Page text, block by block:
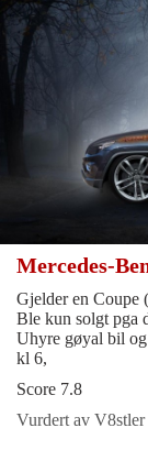
Mercedes-
Gjelder en Coupe
Ble kun solgt pga
Uhyre gøyal bil
kl 6,
Score 7.8
Vurdert av V8stler